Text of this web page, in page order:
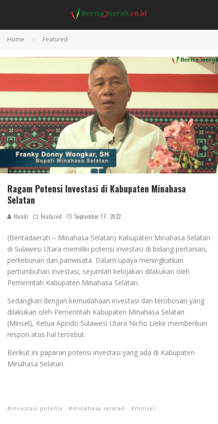
Home Featured
Ragam Potensi Investasi di Kabupaten Minahasa
Selatan
Handi Featured September 17, 2022
(Beritadaerah – Minahasa Selatan) Kabupaten Minahasa Selatan
di Sulawesi Utara memiliki potensi investasi di bidang pertanian,
perkebunan dan pariwisata. Dalam upaya meningkatkan
pertumbuhan investasi, sejumlah kebijakan dilakukan oleh
Pemerintah Kabupaten Minahasa Selatan.
Sedangkan dengan kemudahaan investasi dan terobosan yang
dilakukan oleh Pemerintah Kabupaten Minahasa Selatan
(Minsel), Ketua Apindo Sulawesi Utara Nicho Lieke memberikan
respon atas hal tersebut.
Berikut ini paparan potensi investasi yang ada di Kabupaten
Minahasa Selatan.
investasi potensi minahasa selatan minsel